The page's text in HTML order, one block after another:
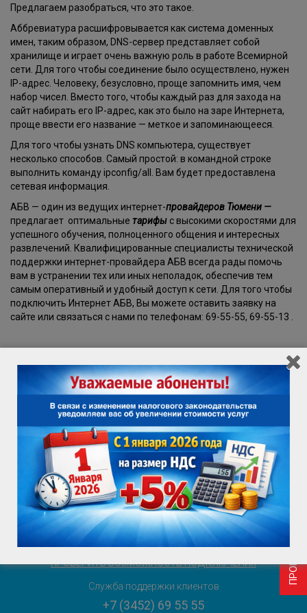
ПРОВЕРИТЬ ВОЗМОЖНОСТЬ ПОДКЛЮЧЕНИЯ
Предлагаем разобраться, что это такое.
Аббревиатура расшифровывается как система доменных
имен, таким образом, DNS-сервер представляет собой
хранилище и играет очень важную роль в работе Всемирной
сети. Для того чтобы соединение было осуществлено, нужен
IP-адрес. Человеку, безусловно, проще запомнить имя, чем
набор чисел. Вместо того, чтобы каждый раз для захода на
сайт набирать его IP-адрес, как это было на заре Интернета,
проще ввести его название — меткое и запоминающееся.
Для того чтобы узнать DNS компьютера, существует
несколько способов. Самый простой: в командной строке
выполнить команду ipconfig/all. Вам будет предоставлена
сетевая информация.
АБВ — один из ведущих интернет-провайдеров Тюмени —
предлагает оптимальные тарифы с высокими скоростями для
успешного обучения, полноценного общения и интересных
развлечений. Квалифицированные специалисты технической
поддержки интернет-провайдера АБВ всегда рады помочь
вам в устранении тех или иных неполадок, обеспечив тем
самым оперативный и удобный доступ к сети. Для того чтобы
подключить Интернет АБВ, Вы можете оставить заявку на
сайте или связаться с нами по телефонам: 69-55-55, 69-55-13 .
ИНФОРМАЦИЯ ДЛЯ ПОТРЕБИТЕЛЯ
ВАКАНСИИ
ПРОВЕРИТЬ ВОЗМОЖНОСТЬ ПОДКЛЮЧЕНИЯ
Служба поддержки клиентов
+7 (3452) 69 55 55